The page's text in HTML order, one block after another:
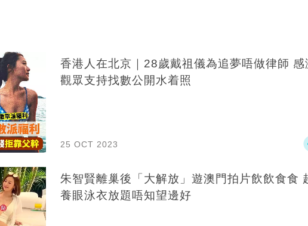
香港人在北京｜28歲戴祖儀為追夢唔做律師 感
觀眾支持找數公開水着照
25 OCT 2023
朱智賢離巢後「大解放」遊澳門拍片飲飲食食
養眼泳衣放題唔知望邊好